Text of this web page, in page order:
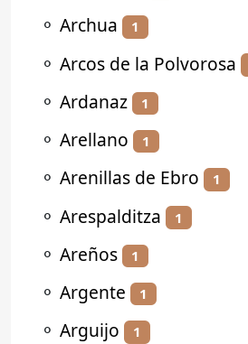
⚬ Archua 1
⚬ Arcos de la Polvorosa
⚬ Ardanaz 1
⚬ Arellano 1
⚬ Arenillas de Ebro 1
⚬ Arespalditza 1
⚬ Areños 1
⚬ Argente 1
⚬ Arguijo 1